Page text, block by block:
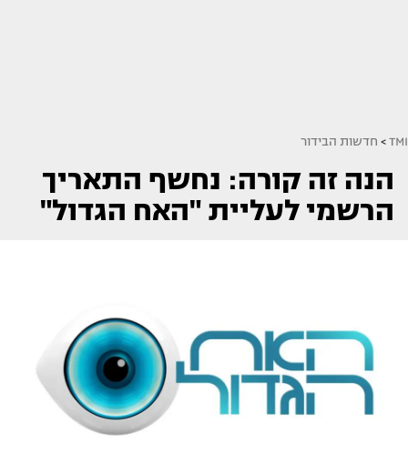
TMI
> חדשות הבידור
הנה זה קורה: נחשף התאריך
הרשמי לעליית "האח הגדול"